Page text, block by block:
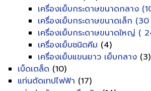
เครื่องเย็บกระดาษขนาดกลาง
เครื่องเย็บกระดาษขนาดเล็ก
เครื่องเย็บกระดาษขนาดใหญ่ (
เครื่องเย็บชนิดคีม (4)
เครื่องเย็บแขนยาว เย็บกลาง (3)
เบ็ดเตล็ด (10)
แท่นตัดเทปไฟฟ้า (17)